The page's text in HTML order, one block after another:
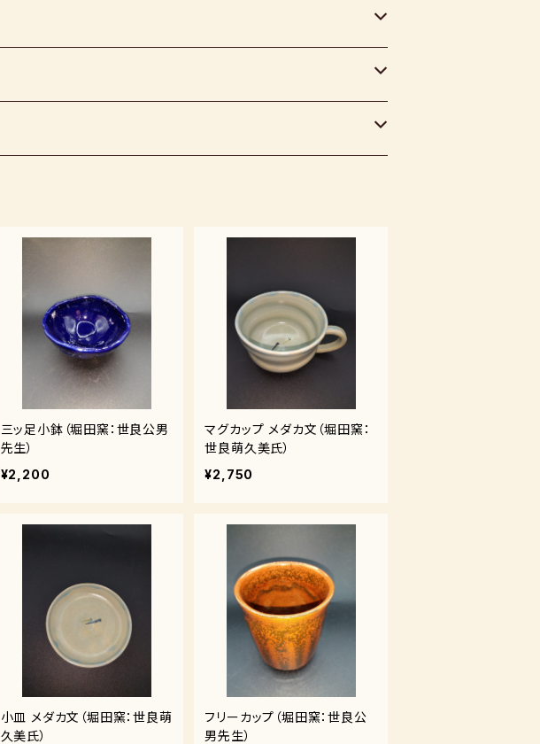
三ッ足小鉢（堀田窯：世良公男
先生）
¥2,200
マグカップ メダカ文（堀田窯：
世良萌久美氏）
¥2,750
小皿 メダカ文（堀田窯：世良萌
久美氏）
フリーカップ（堀田窯：世良公
男先生）